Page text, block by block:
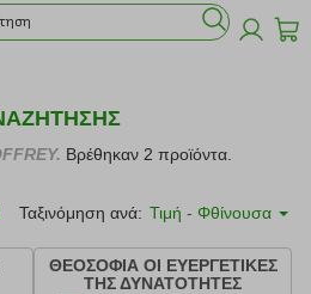
Βρέθηκαν 2 προϊόντα.
Ταξινόμηση ανά: Τιμή - Φθίνουσα
ΘΕΟΣΟΦΙΑ ΟΙ ΕΥΕΡΓΕΤΙΚΕΣ
ΤΗΣ ΔΥΝΑΤΟΤΗΤΕΣ